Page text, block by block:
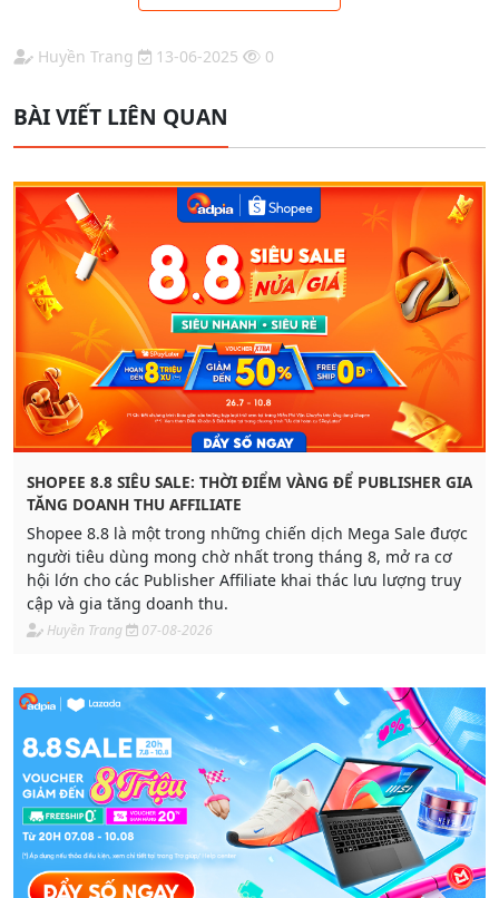
Huyền Trang 13-06-2025 0
BÀI VIẾT LIÊN QUAN
SHOPEE 8.8 SIÊU SALE: THỜI ĐIỂM VÀNG ĐỂ PUBLISHER GIA
TĂNG DOANH THU AFFILIATE
Shopee 8.8 là một trong những chiến dịch Mega Sale được
người tiêu dùng mong chờ nhất trong tháng 8, mở ra cơ
hội lớn cho các Publisher Affiliate khai thác lưu lượng truy
cập và gia tăng doanh thu.
Huyền Trang 07-08-2026